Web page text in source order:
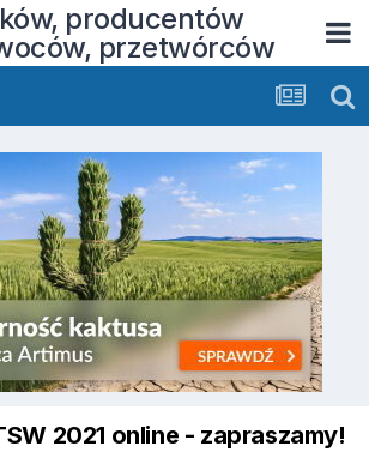
producentów
przetwórców
2021 online - zapraszamy!